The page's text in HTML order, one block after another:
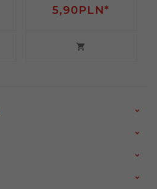
5,90PLN*